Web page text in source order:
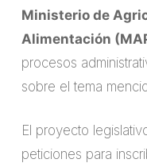
Ministerio de
Alimentación
procesos
sobre el tema
El proyecto
peticiones para